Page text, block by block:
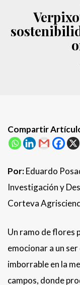
Compartir
Por:Eduardo
Investigación y
Corteva
Un ramo de flores
emocionar a un
imborrable en la
campos, donde